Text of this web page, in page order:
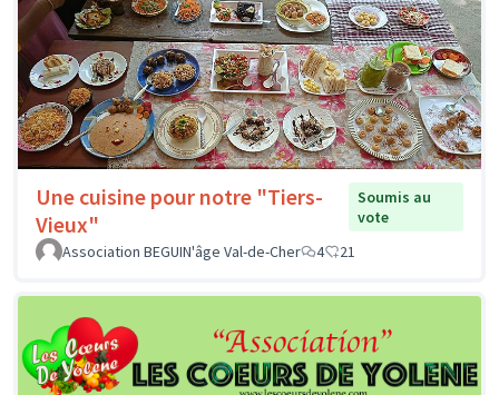
Une cuisine pour notre "Tiers-
Vieux"
Soumis au
vote
Association BEGUIN'âge Val-de-Cher
4 21